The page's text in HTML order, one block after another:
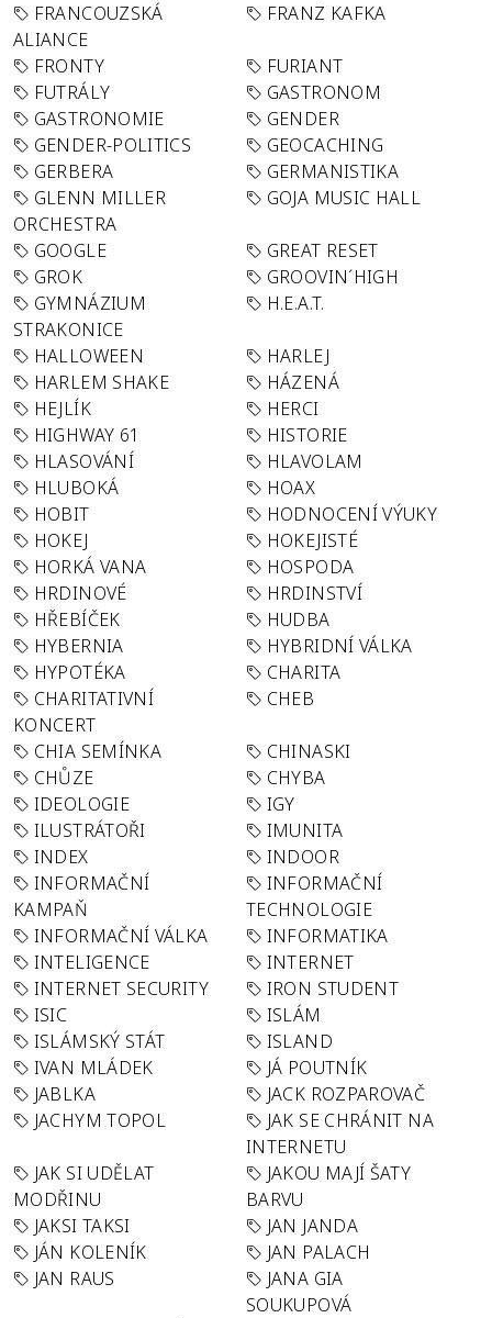
FRANCOUZSKÁ
ALIANCE
FRANZ KAFKA
FRONTY
FURIANT
FUTRÁLY
GASTRONOM
GASTRONOMIE
GENDER
GENDER-POLITICS
GEOCACHING
GERBERA
GERMANISTIKA
GLENN MILLER
ORCHESTRA
GOJA MUSIC HALL
GOOGLE
GREAT RESET
GROK
GROOVIN´HIGH
GYMNÁZIUM
STRAKONICE
H.E.A.T.
HALLOWEEN
HARLEJ
HARLEM SHAKE
HÁZENÁ
HEJLÍK
HERCI
HIGHWAY 61
HISTORIE
HLASOVÁNÍ
HLAVOLAM
HLUBOKÁ
HOAX
HOBIT
HODNOCENÍ VÝUKY
HOKEJ
HOKEJISTÉ
HORKÁ VANA
HOSPODA
HRDINOVÉ
HRDINSTVÍ
HŘEBÍČEK
HUDBA
HYBERNIA
HYBRIDNÍ VÁLKA
HYPOTÉKA
CHARITA
CHARITATIVNÍ
KONCERT
CHEB
CHIA SEMÍNKA
CHINASKI
CHŮZE
CHYBA
IDEOLOGIE
IGY
ILUSTRÁTOŘI
IMUNITA
INDEX
INDOOR
INFORMAČNÍ
KAMPAŇ
INFORMAČNÍ
TECHNOLOGIE
INFORMAČNÍ VÁLKA
INFORMATIKA
INTELIGENCE
INTERNET
INTERNET SECURITY
IRON STUDENT
ISIC
ISLÁM
ISLÁMSKÝ STÁT
ISLAND
IVAN MLÁDEK
JÁ POUTNÍK
JABLKA
JACK ROZPAROVAČ
JACHYM TOPOL
JAK SE CHRÁNIT NA
INTERNETU
JAK SI UDĚLAT
MODŘINU
JAKOU MAJÍ ŠATY
BARVU
JAKSI TAKSI
JAN JANDA
JÁN KOLENÍK
JAN PALACH
JAN RAUS
JANA GIA
SOUKUPOVÁ